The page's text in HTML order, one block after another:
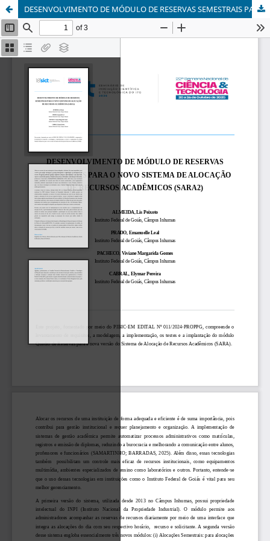
DESENVOLVIMENTO DE MÓDULO DE RESERVAS SEMESTRAIS PARA O NOVO SISTEMA DE ALOCAÇÃO DE RECURSOS ACADÊMICOS (SARA2)